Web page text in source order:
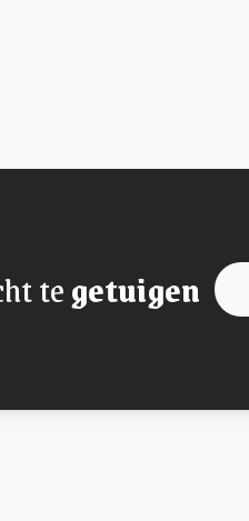
tegetuigen